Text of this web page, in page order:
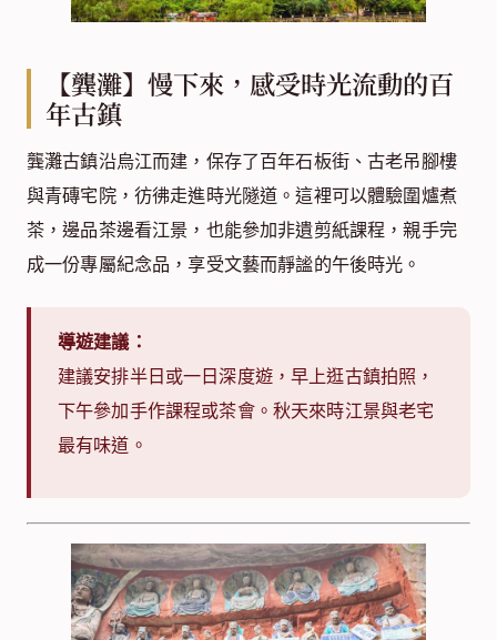
【龔灘】慢下來，感受時光流動的百
年古鎮
龔灘古鎮沿烏江而建，保存了百年石板街、古老吊腳樓
與青磚宅院，彷彿走進時光隧道。這裡可以體驗圍爐煮
茶，邊品茶邊看江景，也能參加非遺剪紙課程，親手完
成一份專屬紀念品，享受文藝而靜謐的午後時光。
導遊建議：
建議安排半日或一日深度遊，早上逛古鎮拍照，
下午參加手作課程或茶會。秋天來時江景與老宅
最有味道。